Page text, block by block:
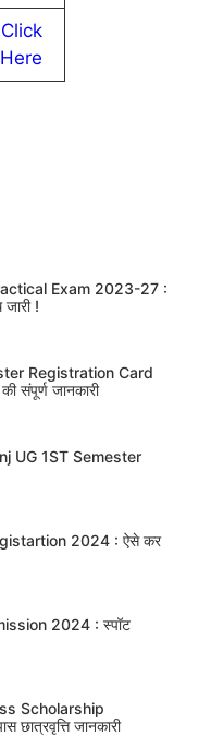
Click
Here
Exam 2023-27 :
!
Registration Card
संपूर्ण जानकारी
UG 1ST Semester
2024 : ऐसे कर
2024 : स्पॉट
Scholarship
छात्रवृत्ति जानकारी